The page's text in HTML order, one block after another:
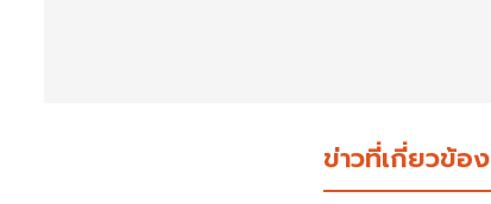
ข่าวที่เกี่ยวข้อง